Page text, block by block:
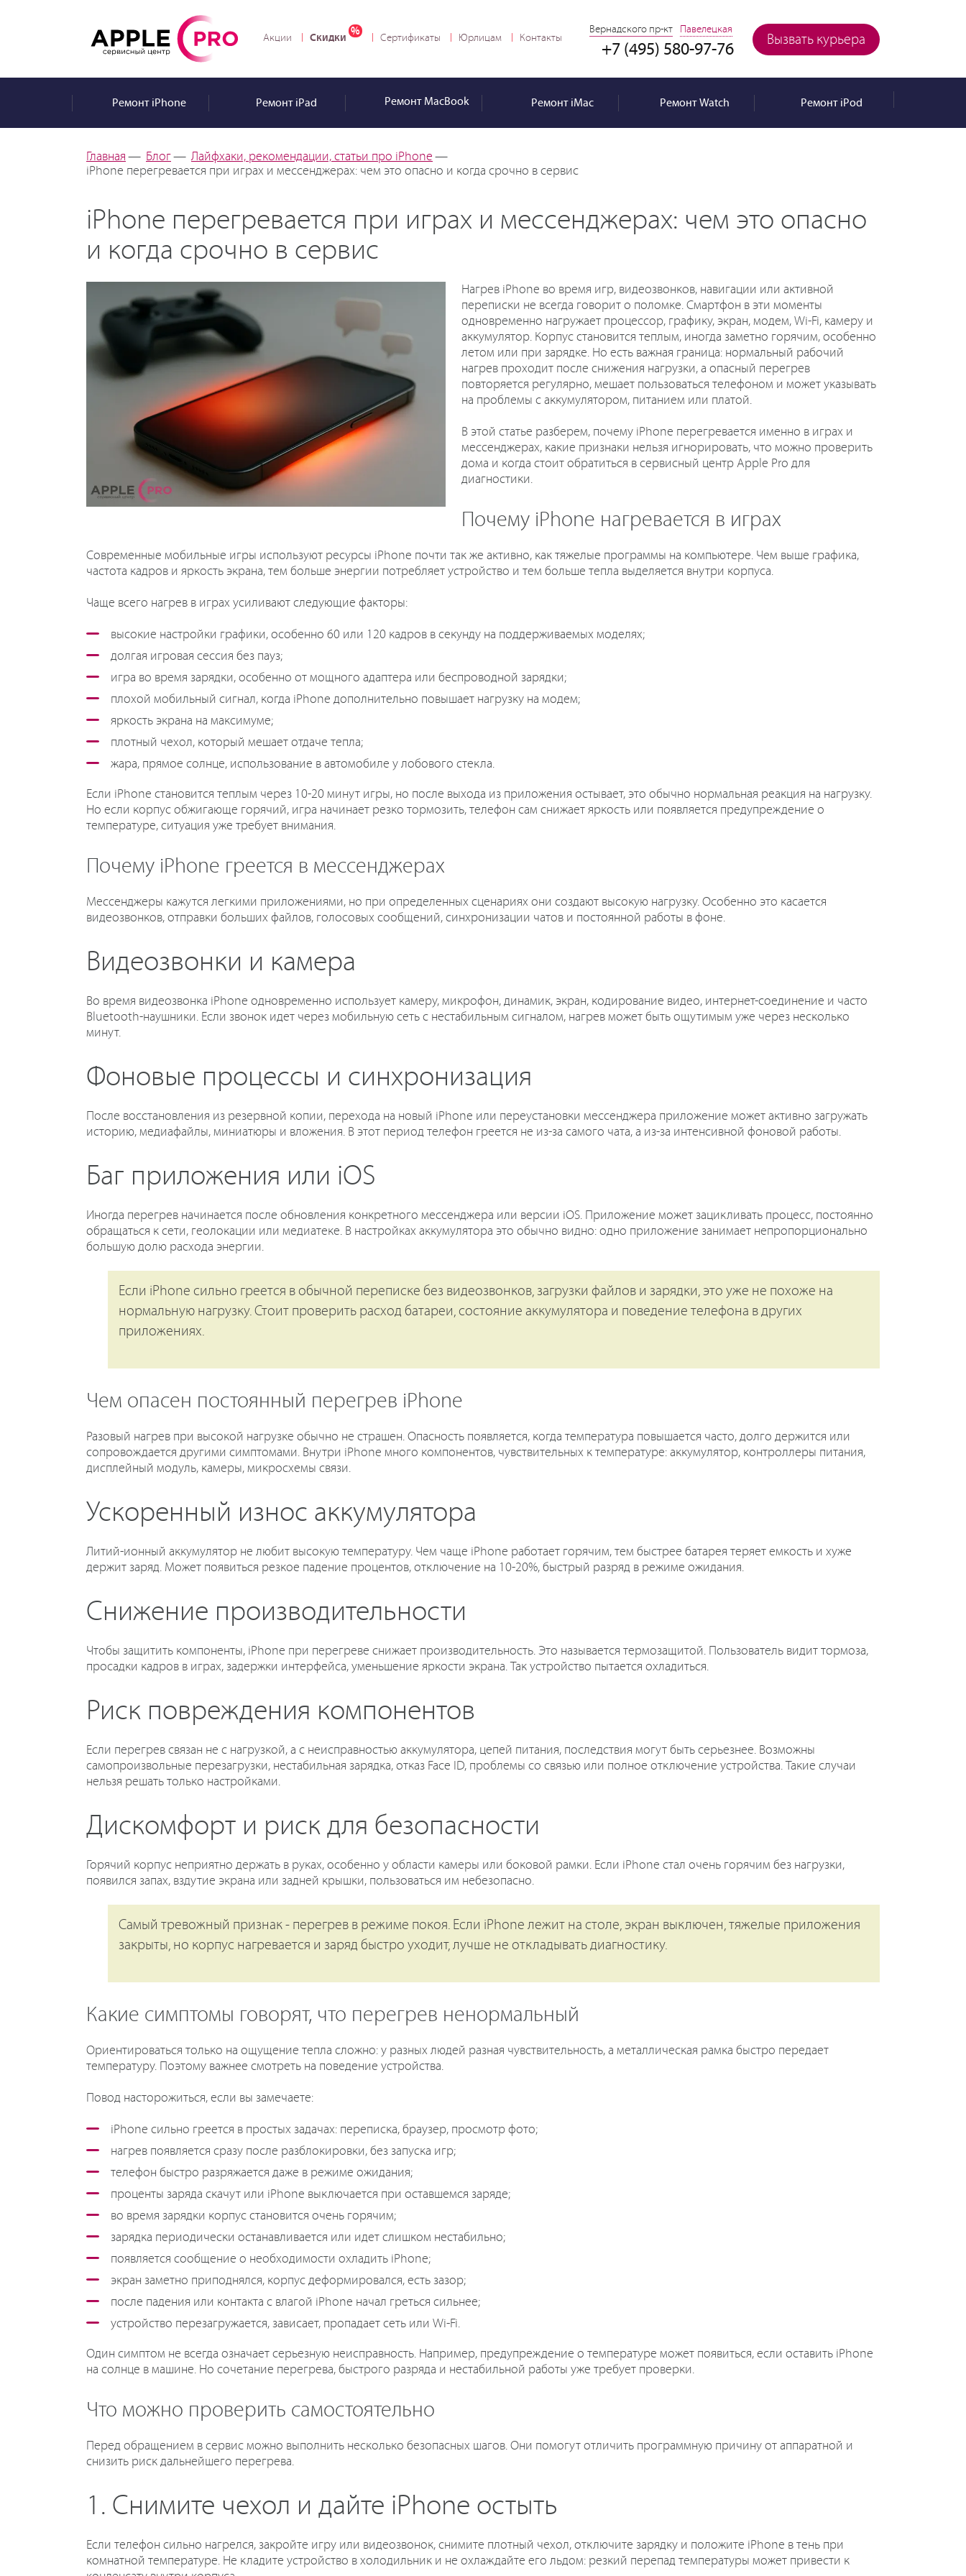
Вызвать курьера
Вернадского пр-кт Павелецкая
+7 (495) 580-97-76
Акции Скидки Сертификаты Юрлицам Контакты
РемонтiPhone РемонтiPad Ремонт MacBook РемонтiMac РемонтWatch РемонтiPod
Главная — Блог— Лайфхаки, рекомендации, статьи про iPhone —
iPhone перегревается при играх и мессенджерах: чем это опасно и когда срочно в сервис
iPhone перегревается при играх и мессенджерах: чем это опасно
и когда срочно в сервис
Нагрев iPhone во время игр, видеозвонков, навигации или активной
переписки не всегда говорит о поломке. Смартфон в эти моменты
одновременно нагружает процессор, графику, экран, модем, Wi-Fi, камеру и
аккумулятор. Корпус становится теплым, иногда заметно горячим, особенно
летом или при зарядке. Но есть важная граница: нормальный рабочий
нагрев проходит после снижения нагрузки, а опасный перегрев
повторяется регулярно, мешает пользоваться телефоном и может указывать
на проблемы с аккумулятором, питанием или платой.
В этой статье разберем, почему iPhone перегревается именно в играх и
мессенджерах, какие признаки нельзя игнорировать, что можно проверить
дома и когда стоит обратиться в сервисный центр Apple Pro для
диагностики.
Почему iPhone нагревается в играх
Современные мобильные игры используют ресурсы iPhone почти так же активно, как тяжелые программы на компьютере. Чем выше графика,
частота кадров и яркость экрана, тем больше энергии потребляет устройство и тем больше тепла выделяется внутри корпуса.
Чаще всего нагрев в играх усиливают следующие факторы:
высокие настройки графики, особенно 60 или 120 кадров в секунду на поддерживаемых моделях;
долгая игровая сессия без пауз;
игра во время зарядки, особенно от мощного адаптера или беспроводной зарядки;
плохой мобильный сигнал, когда iPhone дополнительно повышает нагрузку на модем;
яркость экрана на максимуме;
плотный чехол, который мешает отдаче тепла;
жара, прямое солнце, использование в автомобиле у лобового стекла.
Если iPhone становится теплым через 10-20 минут игры, но после выхода из приложения остывает, это обычно нормальная реакция на нагрузку.
Но если корпус обжигающе горячий, игра начинает резко тормозить, телефон сам снижает яркость или появляется предупреждение о
температуре, ситуация уже требует внимания.
Почему iPhone греется в мессенджерах
Мессенджеры кажутся легкими приложениями, но при определенных сценариях они создают высокую нагрузку. Особенно это касается
видеозвонков, отправки больших файлов, голосовых сообщений, синхронизации чатов и постоянной работы в фоне.
Видеозвонки и камера
Во время видеозвонка iPhone одновременно использует камеру, микрофон, динамик, экран, кодирование видео, интернет-соединение и часто
Bluetooth-наушники. Если звонок идет через мобильную сеть с нестабильным сигналом, нагрев может быть ощутимым уже через несколько
минут.
Фоновые процессы и синхронизация
После восстановления из резервной копии, перехода на новый iPhone или переустановки мессенджера приложение может активно загружать
историю, медиафайлы, миниатюры и вложения. В этот период телефон греется не из-за самого чата, а из-за интенсивной фоновой работы.
Баг приложения или iOS
Иногда перегрев начинается после обновления конкретного мессенджера или версии iOS. Приложение может зацикливать процесс, постоянно
обращаться к сети, геолокации или медиатеке. В настройках аккумулятора это обычно видно: одно приложение занимает непропорционально
большую долю расхода энергии.
Если iPhone сильно греется в обычной переписке без видеозвонков, загрузки файлов и зарядки, это уже не похоже на
нормальную нагрузку. Стоит проверить расход батареи, состояние аккумулятора и поведение телефона в других
приложениях.
Чем опасен постоянный перегрев iPhone
Разовый нагрев при высокой нагрузке обычно не страшен. Опасность появляется, когда температура повышается часто, долго держится или
сопровождается другими симптомами. Внутри iPhone много компонентов, чувствительных к температуре: аккумулятор, контроллеры питания,
дисплейный модуль, камеры, микросхемы связи.
Ускоренный износ аккумулятора
Литий-ионный аккумулятор не любит высокую температуру. Чем чаще iPhone работает горячим, тем быстрее батарея теряет емкость и хуже
держит заряд. Может появиться резкое падение процентов, отключение на 10-20%, быстрый разряд в режиме ожидания.
Снижение производительности
Чтобы защитить компоненты, iPhone при перегреве снижает производительность. Это называется термозащитой. Пользователь видит тормоза,
просадки кадров в играх, задержки интерфейса, уменьшение яркости экрана. Так устройство пытается охладиться.
Риск повреждения компонентов
Если перегрев связан не с нагрузкой, а с неисправностью аккумулятора, цепей питания, последствия могут быть серьезнее. Возможны
самопроизвольные перезагрузки, нестабильная зарядка, отказ Face ID, проблемы со связью или полное отключение устройства. Такие случаи
нельзя решать только настройками.
Дискомфорт и риск для безопасности
Горячий корпус неприятно держать в руках, особенно у области камеры или боковой рамки. Если iPhone стал очень горячим без нагрузки,
появился запах, вздутие экрана или задней крышки, пользоваться им небезопасно.
Самый тревожный признак - перегрев в режиме покоя. Если iPhone лежит на столе, экран выключен, тяжелые приложения
закрыты, но корпус нагревается и заряд быстро уходит, лучше не откладывать диагностику.
Какие симптомы говорят, что перегрев ненормальный
Ориентироваться только на ощущение тепла сложно: у разных людей разная чувствительность, а металлическая рамка быстро передает
температуру. Поэтому важнее смотреть на поведение устройства.
Повод насторожиться, если вы замечаете:
iPhone сильно греется в простых задачах: переписка, браузер, просмотр фото;
нагрев появляется сразу после разблокировки, без запуска игр;
телефон быстро разряжается даже в режиме ожидания;
проценты заряда скачут или iPhone выключается при оставшемся заряде;
во время зарядки корпус становится очень горячим;
зарядка периодически останавливается или идет слишком нестабильно;
появляется сообщение о необходимости охладить iPhone;
экран заметно приподнялся, корпус деформировался, есть зазор;
после падения или контакта с влагой iPhone начал греться сильнее;
устройство перезагружается, зависает, пропадает сеть или Wi-Fi.
Один симптом не всегда означает серьезную неисправность. Например, предупреждение о температуре может появиться, если оставить iPhone
на солнце в машине. Но сочетание перегрева, быстрого разряда и нестабильной работы уже требует проверки.
Что можно проверить самостоятельно
Перед обращением в сервис можно выполнить несколько безопасных шагов. Они помогут отличить программную причину от аппаратной и
снизить риск дальнейшего перегрева.
1. Снимите чехол и дайте iPhone остыть
Если телефон сильно нагрелся, закройте игру или видеозвонок, снимите плотный чехол, отключите зарядку и положите iPhone в тень при
комнатной температуре. Не кладите устройство в холодильник и не охлаждайте его льдом: резкий перепад температуры может привести к